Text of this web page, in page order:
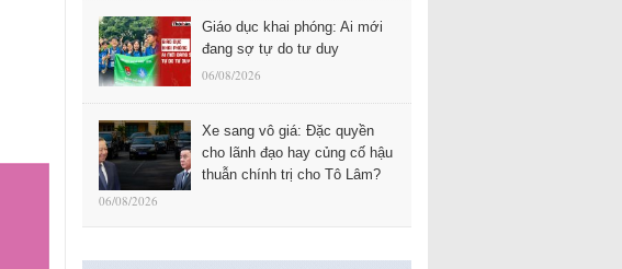
Giáo dục khai phóng: Ai mới
đang sợ tự do tư duy
06/08/2026
Xe sang vô giá: Đặc quyền
cho lãnh đạo hay củng cố hậu
thuẫn chính trị cho Tô Lâm?
06/08/2026